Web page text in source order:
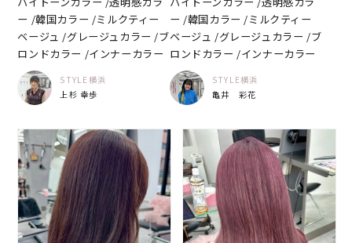
ー /韓国カラー /ミルクティー
ベージュ /グレージュカラー /ブ
ロンドカラー /インナーカラー
STYLE横浜
上杉 幸歩
ー /韓国カラー /ミルクティー
ベージュ /グレージュカラー /ブ
ロンドカラー /インナーカラー
STYLE横浜
亀井 彩花